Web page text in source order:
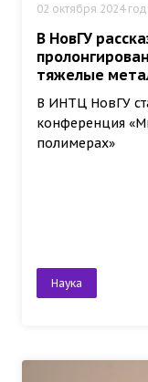
02 октября 2024
В НовГУ
тяжелые
В ИНТЦ НовГУ
конференция
полимерах»
Наука